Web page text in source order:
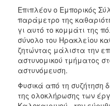
Επιπλέον ο Εμπορικός
παράμετρο της
γι αυτό το κομμάτι της
σύνολο του Ηρακλείου
ζητώντας μάλιστα την
αστυνομικού τμήματος
αστυνόμευση.
Φυσικά από τη συζήτηση
της ολοκλήρωσης των